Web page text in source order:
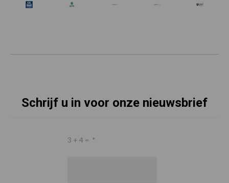
Schrijf u in voor onze nieuwsbrief
3 + 4 = *